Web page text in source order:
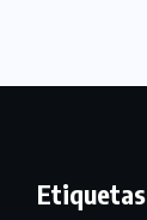
Etiquetas